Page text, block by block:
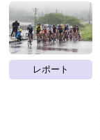
レポート